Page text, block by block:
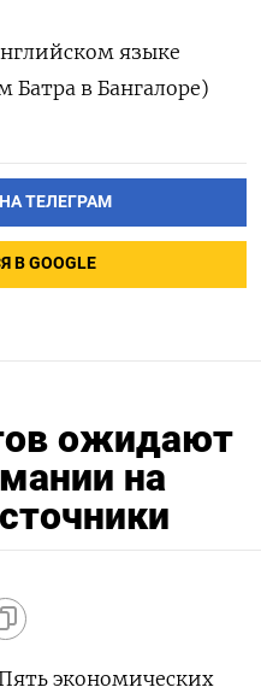
языке
Батра в Бангалоре)
ТЕЛЕГРАМ
GOOGLE
ожидают
на
экономических